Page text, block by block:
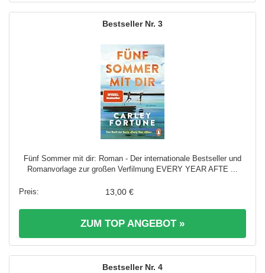
3
Fünf Sommer mit dir: Roman - Der internationale Bestseller und
Romanvorlage zur großen Verfilmung EVERY YEAR AFTE ...
13,00 €
ZUM TOP ANGEBOT »
4